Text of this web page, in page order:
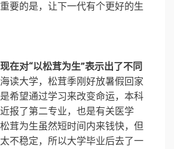
要的是，让下一代有个更好的生
在对“以松茸为生”表示出了不同
读大学，松茸季刚好放暑假回家
希望通过学习来改变命运，本科
报了第二专业，也是有关医学
茸为生虽然短时间内来钱快，但
不稳定，所以大学毕业后去了一